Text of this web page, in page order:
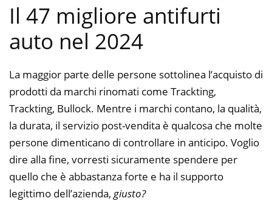
Il 47 migliore antifurti
auto nel 2024
La maggior parte delle persone sottolinea l’acquisto di
prodotti da marchi rinomati come Trackting,
Trackting, Bullock. Mentre i marchi contano, la qualità,
la durata, il servizio post-vendita è qualcosa che molte
persone dimenticano di controllare in anticipo. Voglio
dire alla fine, vorresti sicuramente spendere per
quello che è abbastanza forte e ha il supporto
legittimo dell’azienda, giusto?